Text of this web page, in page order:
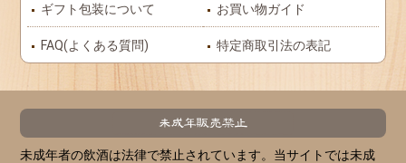
ギフト包装について お買い物ガイド
FAQ(よくある質問) 特定商取引法の表記
未成年者の飲酒は法律で禁止されています。当サイトでは未成